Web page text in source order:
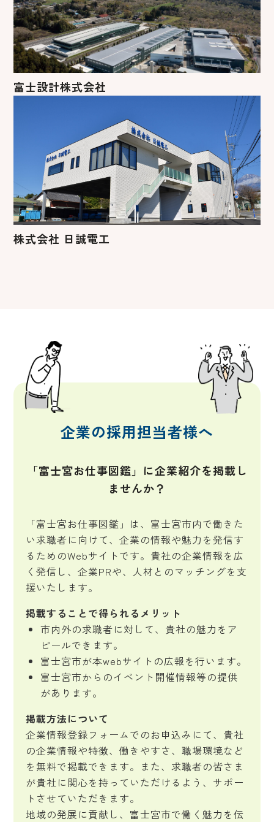
富士設計株式会社
株式会社 日誠電工
企業の採用担当者様へ
「富士宮お仕事図鑑」に企業紹介を掲載し
ませんか？
「富士宮お仕事図鑑」は、富士宮市内で働きた
い求職者に向けて、企業の情報や魅力を発信す
るためのWebサイトです。貴社の企業情報を広
く発信し、企業PRや、人材とのマッチングを支
援いたします。
掲載することで得られるメリット
市内外の求職者に対して、貴社の魅力をア
ピールできます。
富士宮市が本webサイトの広報を行います。
富士宮市からのイベント開催情報等の提供
があります。
掲載方法について
企業情報登録フォームでのお申込みにて、貴社
の企業情報や特徴、働きやすさ、職場環境など
を無料で掲載できます。また、求職者の皆さま
が貴社に関心を持っていただけるよう、サポー
トさせていただきます。
地域の発展に貢献し、富士宮市で働く魅力を伝